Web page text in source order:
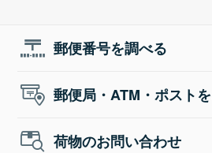
郵便番号を調べる
郵便局・ATM・ポスト
荷物のお問い合わせ